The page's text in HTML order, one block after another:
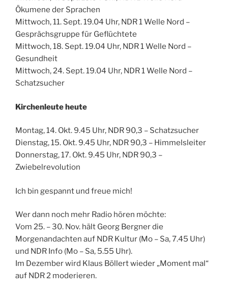
Ökumene der Sprachen
Mittwoch, 11. Sept. 19.04 Uhr, NDR 1 Welle Nord –
Gesprächsgruppe für Geflüchtete
Mittwoch, 18. Sept. 19.04 Uhr, NDR 1 Welle Nord –
Gesundheit
Mittwoch, 24. Sept. 19.04 Uhr, NDR 1 Welle Nord –
Schatzsucher
Kirchenleute heute
Montag, 14. Okt. 9.45 Uhr, NDR 90,3 – Schatzsucher
Dienstag, 15. Okt. 9.45 Uhr, NDR 90,3 – Himmelsleiter
Donnerstag, 17. Okt. 9.45 Uhr, NDR 90,3 –
Zwiebelrevolution
Ich bin gespannt und freue mich!
Wer dann noch mehr Radio hören möchte:
Vom 25. – 30. Nov. hält Georg Bergner die
Morgenandachten auf NDR Kultur (Mo – Sa, 7.45 Uhr)
und NDR Info (Mo – Sa, 5.55 Uhr).
Im Dezember wird Klaus Böllert wieder „Moment mal“
auf NDR 2 moderieren.